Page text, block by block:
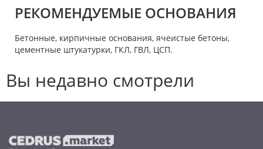
РЕКОМЕНДУЕМЫЕ ОСНОВАНИЯ
Бетонные, кирпичные основания, ячеистые бетоны,
цементные штукатурки, ГКЛ, ГВЛ, ЦСП.
Вы недавно смотрели